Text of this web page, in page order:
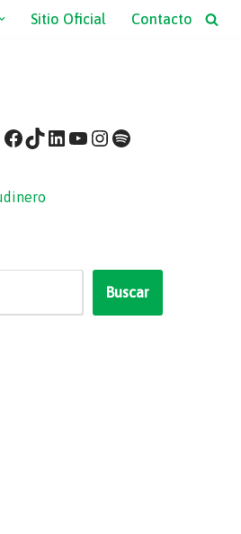
Sitio Oficial Contacto
Buscar